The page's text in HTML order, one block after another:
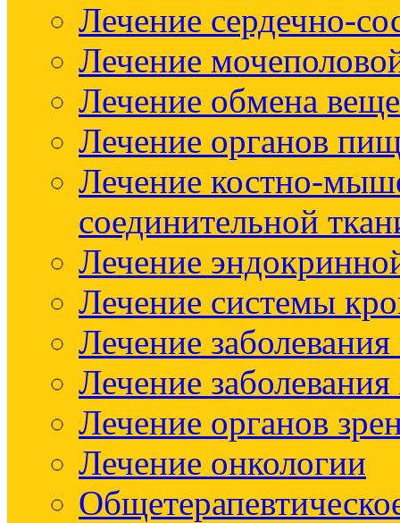
Лечение сердечно-
Лечение
Лечение обмена
Лечение органов
Лечение костно-
соединительной
Лечение
Лечение системы
Лечение
Лечение
Лечение органов
Лечение онкологии